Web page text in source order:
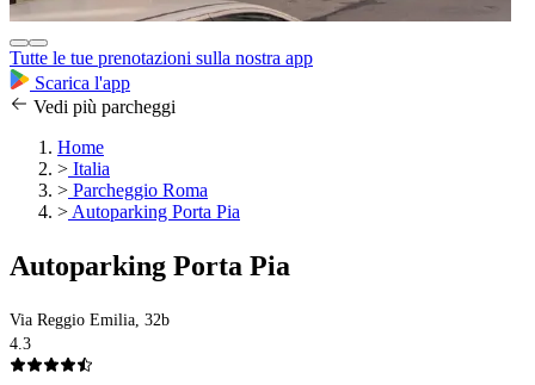
Tutte le tue prenotazioni sulla nostra app
Scarica l'app
Vedi più parcheggi
Home
> Italia
> Parcheggio Roma
> Autoparking Porta Pia
Autoparking Porta Pia
Via Reggio Emilia, 32b
4.3